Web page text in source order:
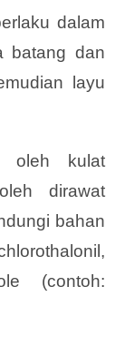
dalam
batang dan
layu
oleh kulat
dirawat
bahan
(contoh: